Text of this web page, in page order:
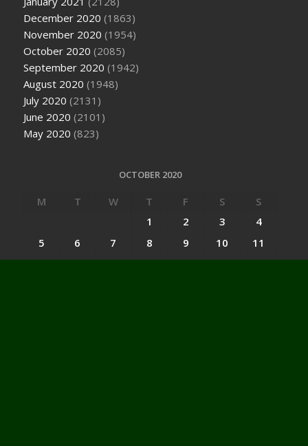
December 2020 (1863)
November 2020 (1954)
October 2020 (2085)
September 2020 (1942)
August 2020 (1948)
July 2020 (2131)
June 2020 (2101)
May 2020 (823)
OCTOBER 2020
M T W T F S
S
1
2 3
4
5
6 7 8 9 10
11
12
13 14 15 16 17
18